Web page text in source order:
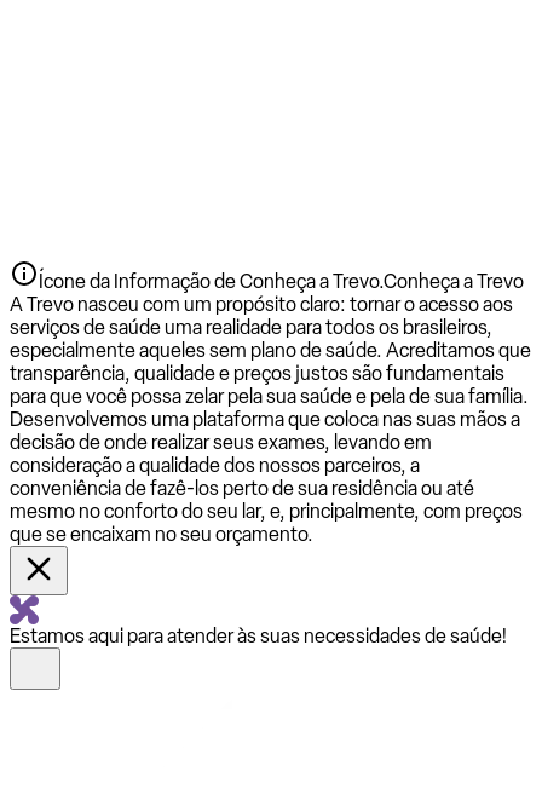
Ícone da Informação de Conheça a Trevo.Conheça a Trevo
A Trevo nasceu com um propósito claro: tornar o acesso aos
serviços de saúde uma realidade para todos os brasileiros,
especialmente aqueles sem plano de saúde. Acreditamos que
transparência, qualidade e preços justos são fundamentais
para que você possa zelar pela sua saúde e pela de sua família.
Desenvolvemos uma plataforma que coloca nas suas mãos a
decisão de onde realizar seus exames, levando em
consideração a qualidade dos nossos parceiros, a
conveniência de fazê-los perto de sua residência ou até
mesmo no conforto do seu lar, e, principalmente, com preços
que se encaixam no seu orçamento.
Estamos aqui para atender às suas necessidades de saúde!